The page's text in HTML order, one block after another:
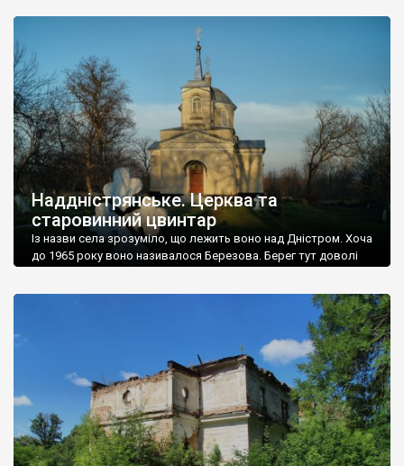
старовинний цвинтар із кам’яними хрестами. Всі епітафії, які
збереглися, написані кирилицею, церковнослов’янською
мовою. За всіма традиційними ознаками – цвинтар
український. Хрести датуються 19 століттям. У 1924-1940
роках Болган […]
Наддністрянське. Церква та
старовинний цвинтар
Із назви села зрозуміло, що лежить воно над Дністром. Хоча
до 1965 року воно називалося Березова. Берег тут доволі
Наддністрянське відрізняється від більшості навколишніх
сіл. У селі є мурована Михайлівська церква. Точної дати […]